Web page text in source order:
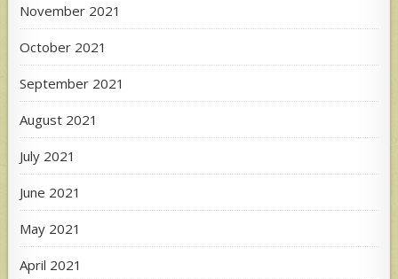
November 2021
October 2021
September 2021
August 2021
July 2021
June 2021
May 2021
April 2021